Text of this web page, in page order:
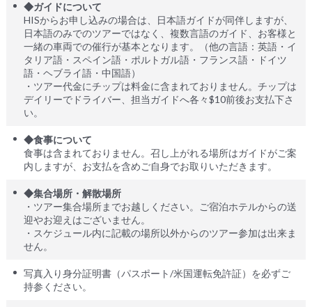
◆ガイドについて
HISからお申し込みの場合は、日本語ガイドが同伴しますが、
日本語のみでのツアーではなく、複数言語のガイド、お客様と
一緒の車両での催行が基本となります。（他の言語：英語・イ
タリア語・スペイン語・ポルトガル語・フランス語・ドイツ
語・ヘブライ語・中国語）
・ツアー代金にチップは料金に含まれておりません。チップは
デイリーでドライバー、担当ガイドへ各々$10前後お支払下さ
い。
◆食事について
食事は含まれておりません。召し上がれる場所はガイドがご案
内しますが、お支払を含めご自身でお取りいただきます。
◆集合場所・解散場所
・ツアー集合場所までお越しください。ご宿泊ホテルからの送
迎やお迎えはございません。
・スケジュール内に記載の場所以外からのツアー参加は出来ま
せん。
写真入り身分証明書（パスポート/米国運転免許証）を必ずご
持参ください。